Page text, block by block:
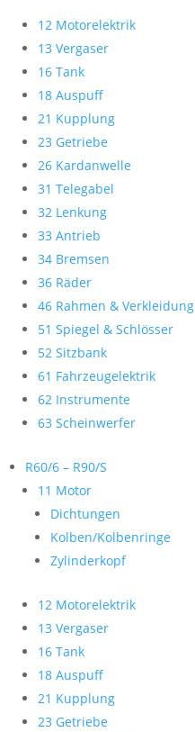
12 Motorelektrik
13 Vergaser
16 Tank
18 Auspuff
21 Kupplung
23 Getriebe
26 Kardanwelle
31 Telegabel
32 Lenkung
33 Antrieb
34 Bremsen
36 Räder
46 Rahmen & Verkleidung
51 Spiegel & Schlösser
52 Sitzbank
61 Fahrzeugelektrik
62 Instrumente
63 Scheinwerfer
R60/6 – R90/S
11 Motor
Dichtungen
Kolben/Kolbenringe
Zylinderkopf
12 Motorelektrik
13 Vergaser
16 Tank
18 Auspuff
21 Kupplung
23 Getriebe